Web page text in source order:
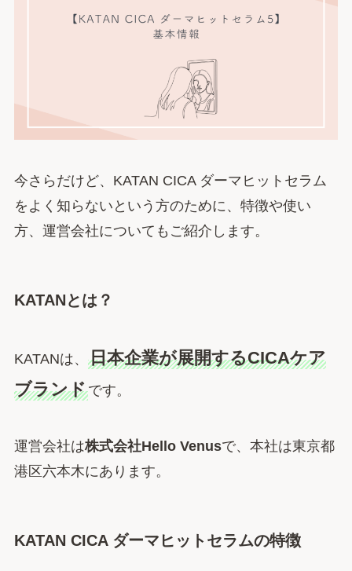
今さらだけど、KATAN CICA ダーマヒットセラム
をよく知らないという方のために、特徴や使い
方、運営会社についてもご紹介します。
KATANとは？
KATANは、 日本企業が展開するCICAケア
ブランドです。
運営会社は株式会社Hello Venusで、本社は東京都
港区六本木にあります。
KATAN CICA ダーマヒットセラムの特徴